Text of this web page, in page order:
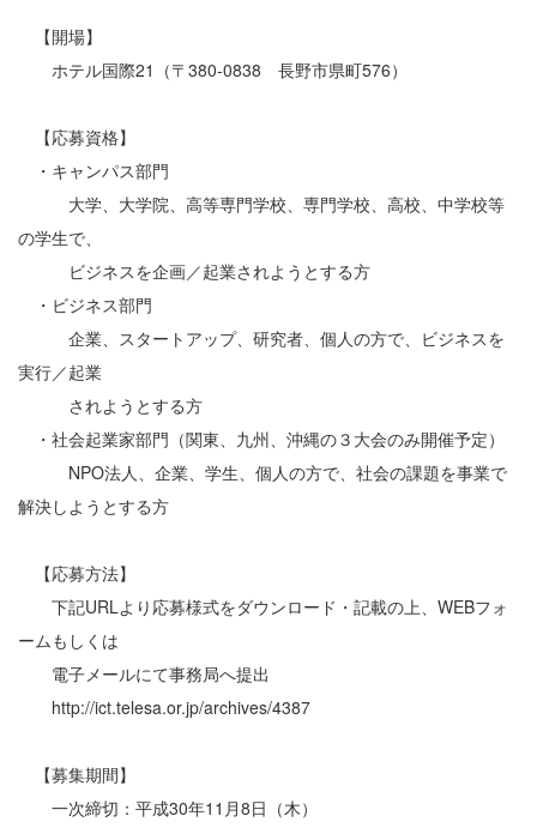
【開場】
ホテル国際21（〒380-0838 長野市県町576）
【応募資格】
・キャンパス部門
大学、大学院、高等専門学校、専門学校、高校、中学校等
の学生で、
ビジネスを企画／起業されようとする方
・ビジネス部門
企業、スタートアップ、研究者、個人の方で、ビジネスを
実行／起業
されようとする方
・社会起業家部門（関東、九州、沖縄の３大会のみ開催予定）
NPO法人、企業、学生、個人の方で、社会の課題を事業で
解決しようとする方
【応募方法】
下記URLより応募様式をダウンロード・記載の上、WEBフォ
ームもしくは
電子メールにて事務局へ提出
http://ict.telesa.or.jp/archives/4387
【募集期間】
一次締切：平成30年11月8日（木）